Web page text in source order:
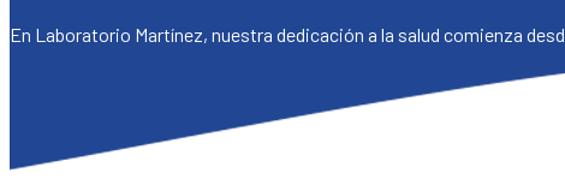
En Laboratorio Martínez, nuestra dedicación a la salud comienza